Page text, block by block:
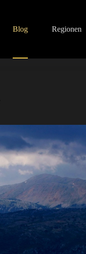
Blog Regionen